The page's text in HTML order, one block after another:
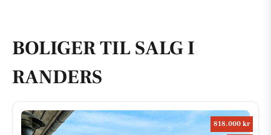
BOLIGER TIL SALG I
RANDERS
818.000 kr